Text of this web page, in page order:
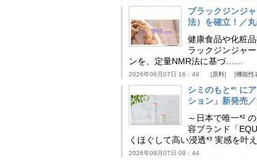
ブラックジンジ
法）を確立！／
健康食品や化粧
ラックジンジャ
ンを、定量NMR法に基づ……
2026年08月07日 16：49 原料 機能性
シミのもと*¹ に
ション」新発売
～日本で唯一*²
容ブランド「
くほぐして高い浸透*³ 実感を叶
2026年08月07日 09：44